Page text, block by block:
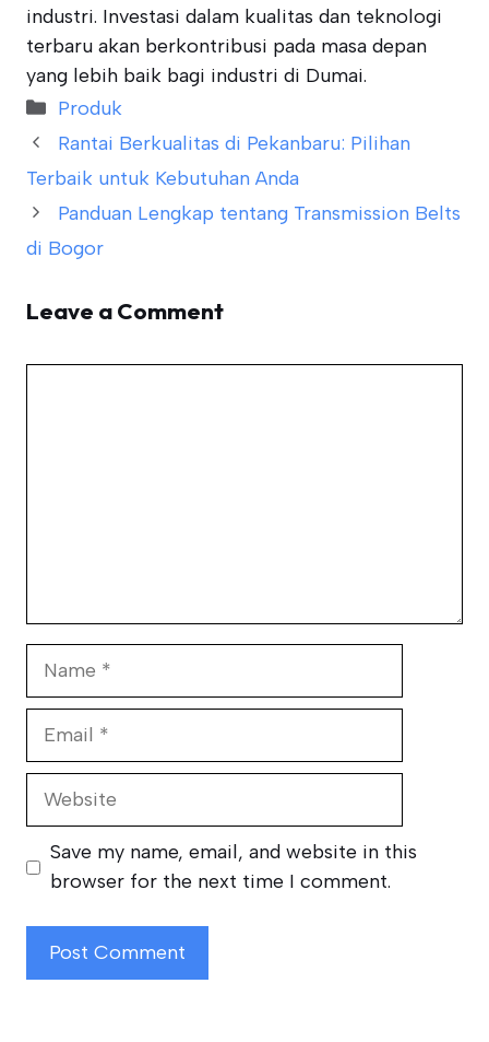
industri. Investasi dalam kualitas dan teknologi
terbaru akan berkontribusi pada masa depan
yang lebih baik bagi industri di Dumai.
Categories
Produk
Rantai Berkualitas di Pekanbaru: Pilihan
Terbaik untuk Kebutuhan Anda
Panduan Lengkap tentang Transmission Belts
di Bogor
Leave a Comment
Website
Save my name, email, and website in this
browser for the next time I comment.